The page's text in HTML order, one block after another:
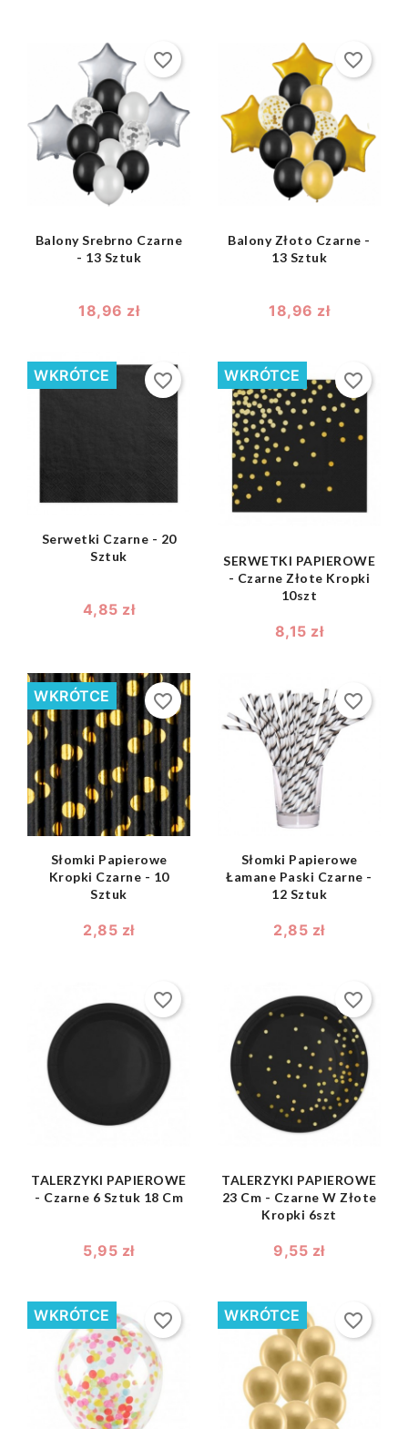
shopping_bag 
Balony Srebrno Czarne
- 13 Sztuk
18,96 zł
favorite_border
shopping_bag 
Balony Złoto Czarne -
13 Sztuk
18,96 zł
favorite_border
Serwetki Czarne - 20
Sztuk
4,85 zł
WKRÓTCE favorite_border
shopping_bag
SERWETKI PAPIEROWE
- Czarne Złote Kropki
10szt
8,15 zł
WKRÓTCE favorite_border
shopping_bag 
Słomki Papierowe
Kropki Czarne - 10
Sztuk
2,85 zł
WKRÓTCE favorite_border
shopping_bag 
Słomki Papierowe
Łamane Paski Czarne -
12 Sztuk
2,85 zł
favorite_border
TALERZYKI PAPIEROWE
- Czarne 6 Sztuk 18 Cm
5,95 zł
favorite_border
shopping_bag 
TALERZYKI PAPIEROWE
23 Cm - Czarne W Złote
Kropki 6szt
9,55 zł
favorite_border
shopping_bag 
WKRÓTCE favorite_border
shopping_bag 
WKRÓTCE favorite_border